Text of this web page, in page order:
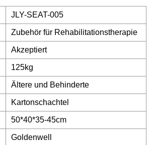
JLY-SEAT-005
Zubehör für Rehabilitationstherapie
Akzeptiert
125kg
Ältere und Behinderte
Kartonschachtel
50*40*35-45cm
Goldenwell